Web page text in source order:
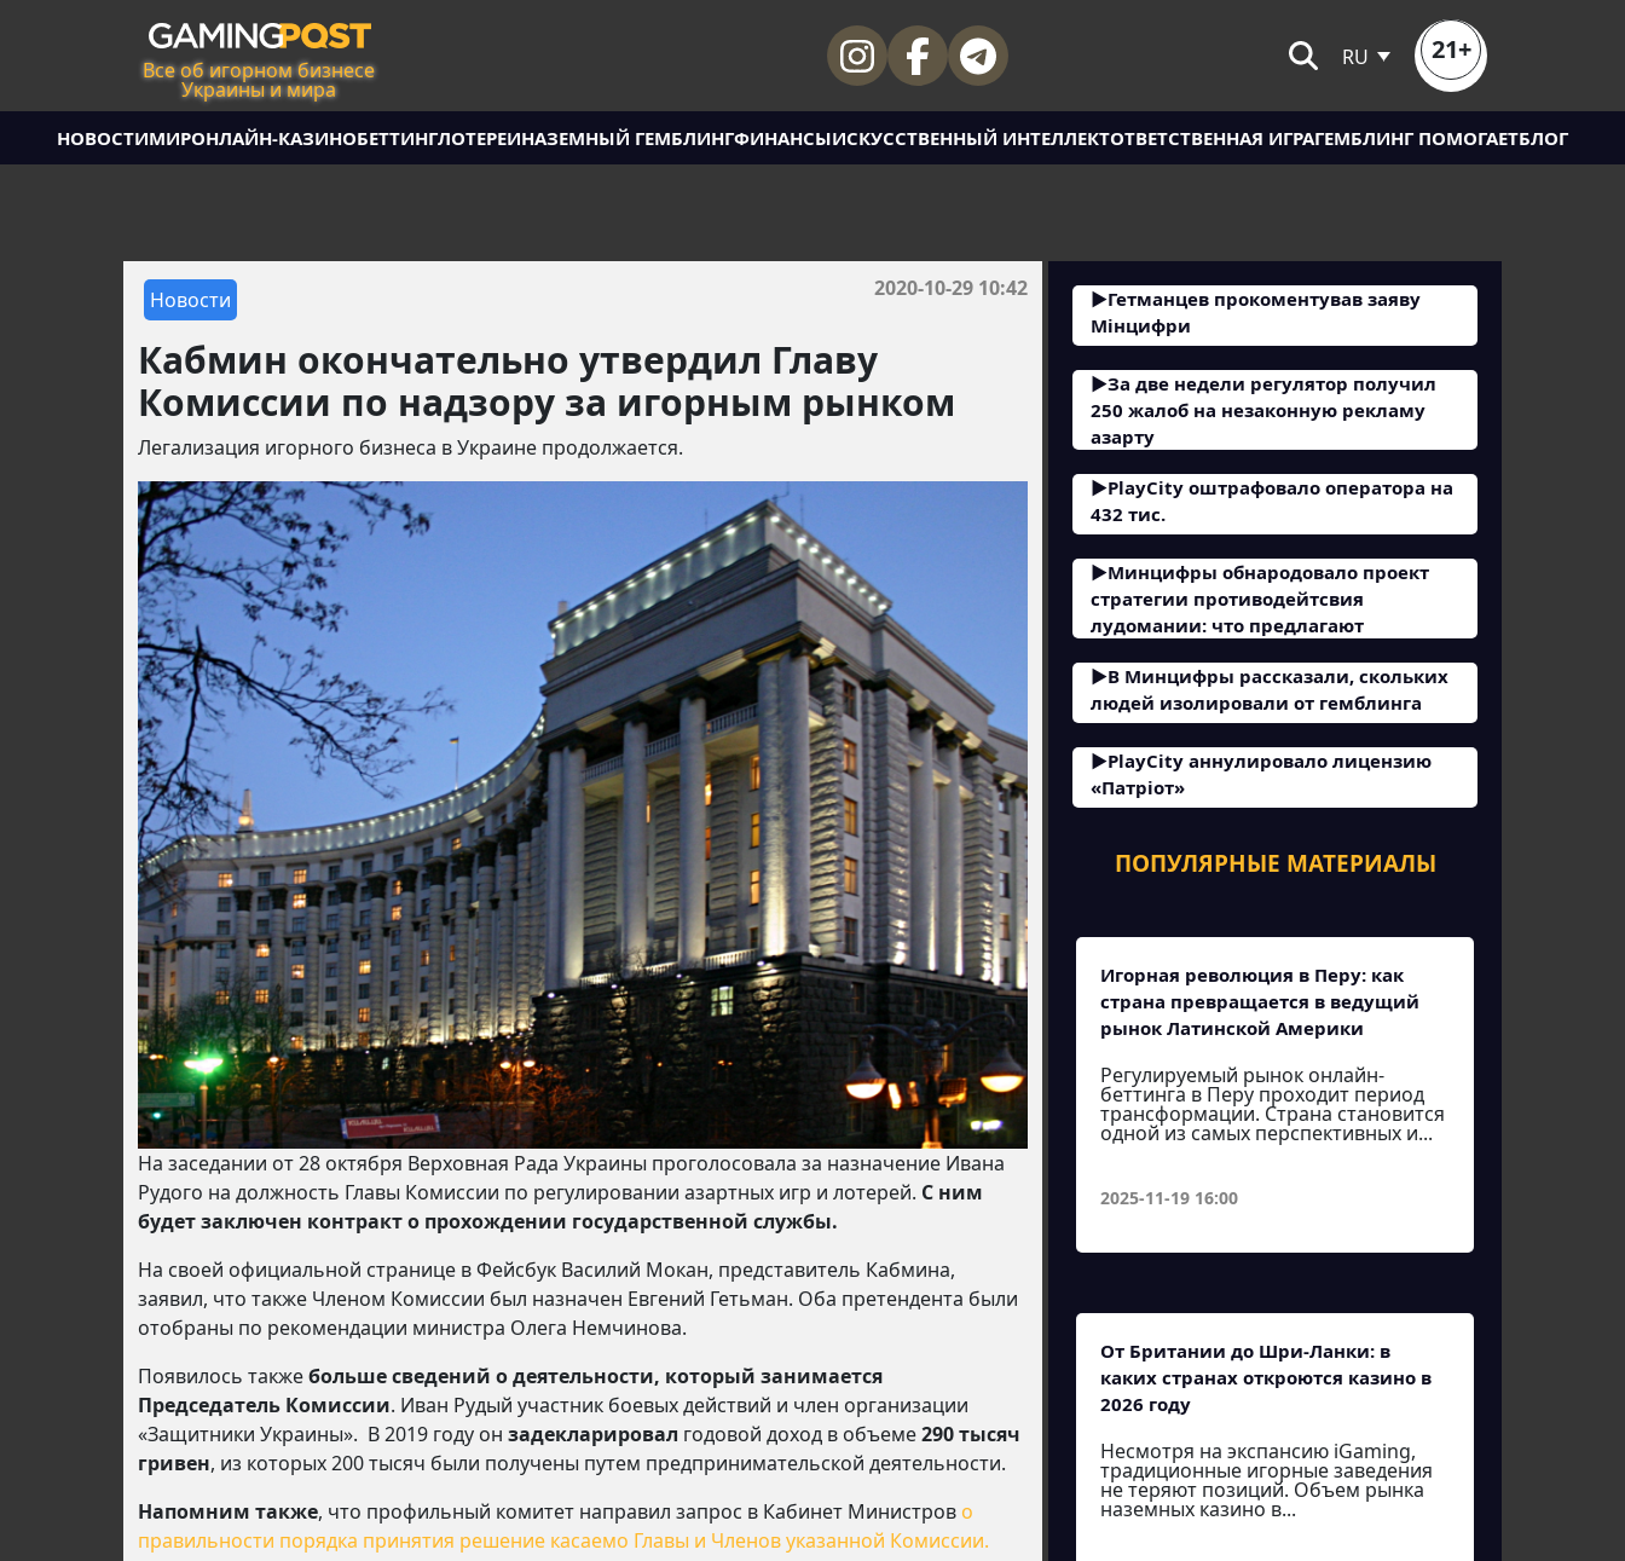
Все об игорном бизнесе
Украины и мира
RU 21+
НОВОСТИМИРОНЛАЙН-КАЗИНОБЕТТИНГЛОТЕРЕИНАЗЕМНЫЙ ГЕМБЛИНГФИНАНСЫИСКУССТВЕННЫЙ ИНТЕЛЛЕКТОТВЕТСТВЕННАЯ ИГРАГЕМБЛИНГ ПОМОГАЕТБЛОГ
Новости 2020-10-29 10:42
Кабмин окончательно утвердил Главу
Комиссии по надзору за игорным рынком
Легализация игорного бизнеса в Украине продолжается.
На заседании от 28 октября Верховная Рада Украины проголосовала за назначение Ивана
Рудого на должность Главы Комиссии по регулировании азартных игр и лотерей. С ним
будет заключен контракт о прохождении государственной службы.
На своей официальной странице в Фейсбук Василий Мокан, представитель Кабмина,
заявил, что также Членом Комиссии был назначен Евгений Гетьман. Оба претендента были
отобраны по рекомендации министра Олега Немчинова.
Появилось такжебольше сведений о деятельности, который занимается
Председатель Комиссии. Иван Рудый участник боевых действий и член организации
«Защитники Украины». В 2019 году он задекларировал годовой доход в объеме290 тысяч
гривен, из которых 200 тысяч были получены путем предпринимательской деятельности.
Напомним также, что профильный комитет направил запрос в Кабинет Министров о
правильности порядка принятия решение касаемо Главы и Членов указанной Комиссии.
Гетманцев прокоментував заяву
Мінцифри
За две недели регулятор получил
250 жалоб на незаконную рекламу
азарту
PlayCity оштрафовало оператора на
432 тис.
Минцифры обнародовало проект
стратегии противодейтсвия
лудомании: что предлагают
В Минцифры рассказали, скольких
людей изолировали от гемблинга
PlayCity аннулировало лицензию
«Патріот»
ПОПУЛЯРНЫЕ МАТЕРИАЛЫ
Игорная революция в Перу: как
страна превращается в ведущий
рынок Латинской Америки
Регулируемый рынок онлайн-
беттинга в Перу проходит период
трансформации. Страна становится
одной из самых перспективных и...
2025-11-19 16:00
От Британии до Шри-Ланки: в
каких странах откроются казино в
2026 году
Несмотря на экспансию iGaming,
традиционные игорные заведения
не теряют позиций. Объем рынка
наземных казино в...